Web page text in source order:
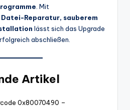
. Mit
Reparatur, sauberem
lässt sich das Upgrade
abschließen.
Artikel
0x80070490 –